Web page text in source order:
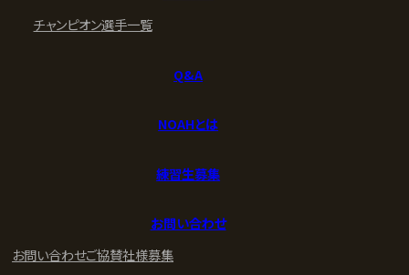
チャンピオン選手一覧
Q&A
NOAHとは
練習生募集
お問い合わせ
お問い合わせご協賛社様募集